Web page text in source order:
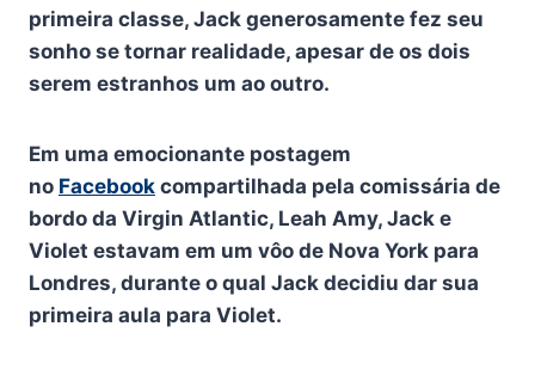
primeira classe, Jack generosamente fez seu
sonho se tornar realidade, apesar de os dois
serem estranhos um ao outro.
Em uma emocionante postagem
no Facebook compartilhada pela comissária de
bordo da Virgin Atlantic, Leah Amy, Jack e
Violet estavam em um vôo de Nova York para
Londres, durante o qual Jack decidiu dar sua
primeira aula para Violet.